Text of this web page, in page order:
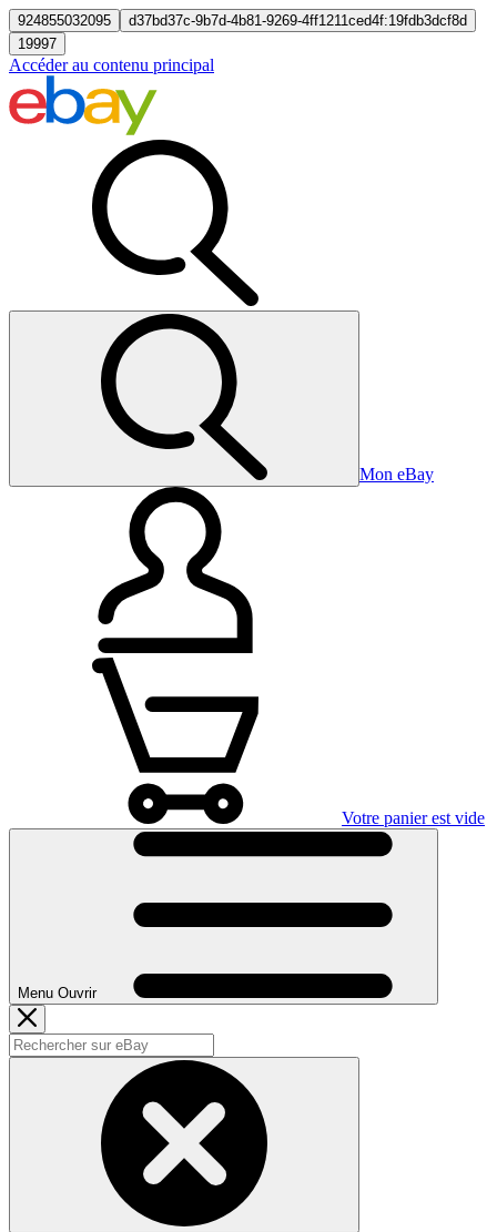
924855032095
d37bd37c-9b7d-4b81-9269-4ff1211ced4f:19fdb3dcf8d
19997
Accéder au contenu principal
Mon eBay
Votre panier est vide
Menu Ouvrir